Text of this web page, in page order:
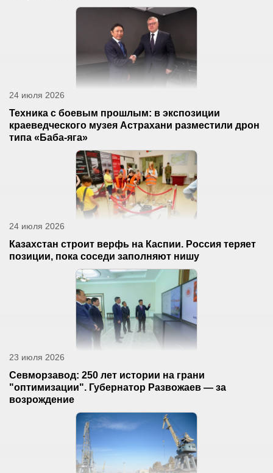
24 июля 2026
Техника с боевым прошлым: в экспозиции
краеведческого музея Астрахани разместили дрон
типа «Баба-яга»
24 июля 2026
Казахстан строит верфь на Каспии. Россия теряет
позиции, пока соседи заполняют нишу
23 июля 2026
Севморзавод: 250 лет истории на грани
"оптимизации". Губернатор Развожаев — за
возрождение